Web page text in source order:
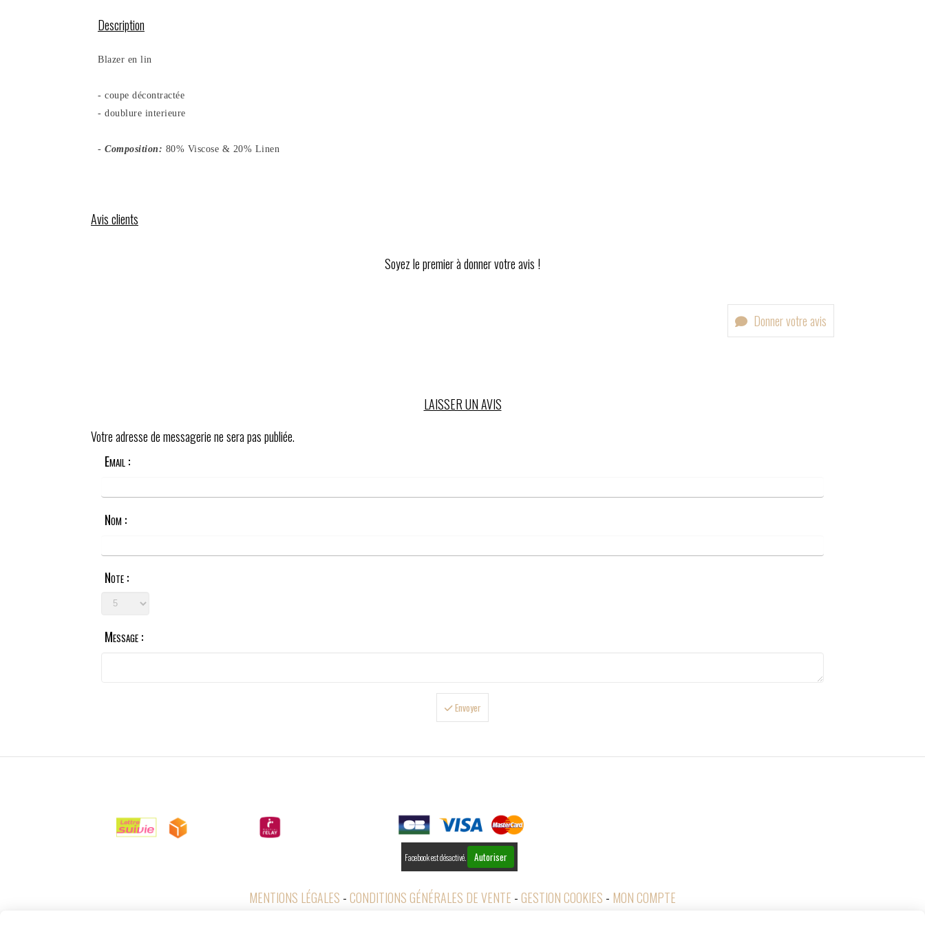
Description
Blazer en lin
- coupe décontractée
- doublure interieure
- Composition: 80% Viscose & 20% Linen
Avis clients
Soyez le premier à donner votre avis !
Donner votre avis
LAISSER UN AVIS
Votre adresse de messagerie ne sera pas publiée.
Email :
Nom :
Note :
Message :
Envoyer
Facebook est désactivé. Autoriser
MENTIONS LÉGALES CONDITIONS GÉNÉRALES DE VENTE GESTION COOKIES MON COMPTE